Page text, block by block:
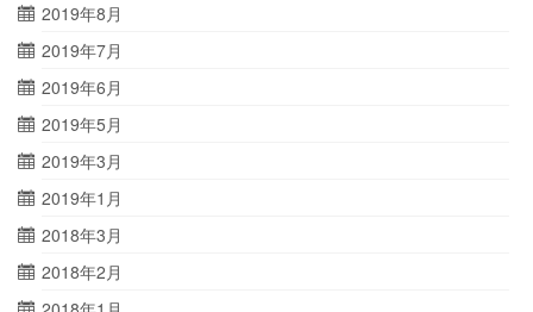
2019年8月
2019年7月
2019年6月
2019年5月
2019年3月
2019年1月
2018年3月
2018年2月